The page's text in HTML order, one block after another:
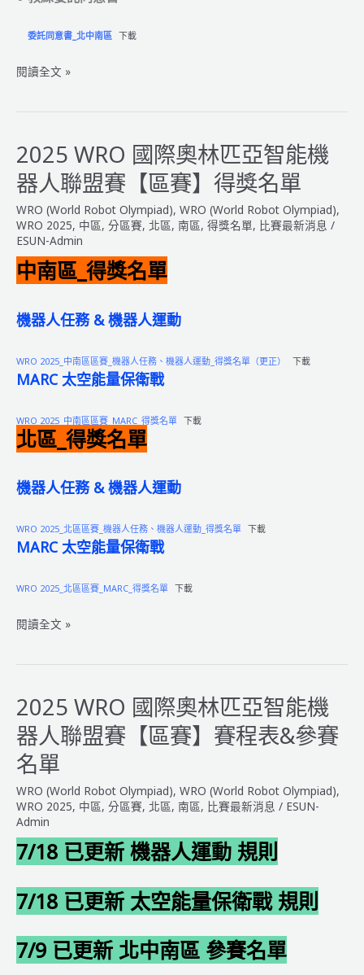
委託同意書_北中南區 下載
2026
國
奧
林
匹
智
能
機
器
聯
盟
【區
賽
程
&
章】
閱讀全文 »
2025 WRO 國際奧林匹亞智能機
器人聯盟賽【區賽】得獎名單
WRO (World Robot Olympiad), WRO (World Robot Olympiad),
WRO 2025, 中區, 分區賽, 北區, 南區, 得獎名單, 比賽最新消息 /
ESUN-Admin
中南區_得獎名單
機器人任務 & 機器人運動
WRO 2025_中南區區賽_機器人任務、機器人運動_得獎名單（更正） 下載
MARC 太空能量保衛戰
WRO 2025_中南區區賽_MARC_得獎名單 下載
北區_得獎名單
機器人任務 & 機器人運動
WRO 2025_北區區賽_機器人任務、機器人運動_得獎名單 下載
MARC 太空能量保衛戰
WRO 2025_北區區賽_MARC_得獎名單 下載
2025
國
奧
林
匹
亞
智
能
機
器
人
聯
盟
賽
賽】
得
閱讀全文 »
2025 WRO 國際奧林匹亞智能機
器人聯盟賽【區賽】賽程表&參賽
名單
WRO (World Robot Olympiad), WRO (World Robot Olympiad),
WRO 2025, 中區, 分區賽, 北區, 南區, 比賽最新消息 / ESUN-
Admin
7/18 已更新 機器人運動 規則
7/18 已更新 太空能量保衛戰 規則
7/9 已更新 北中南區 參賽名單